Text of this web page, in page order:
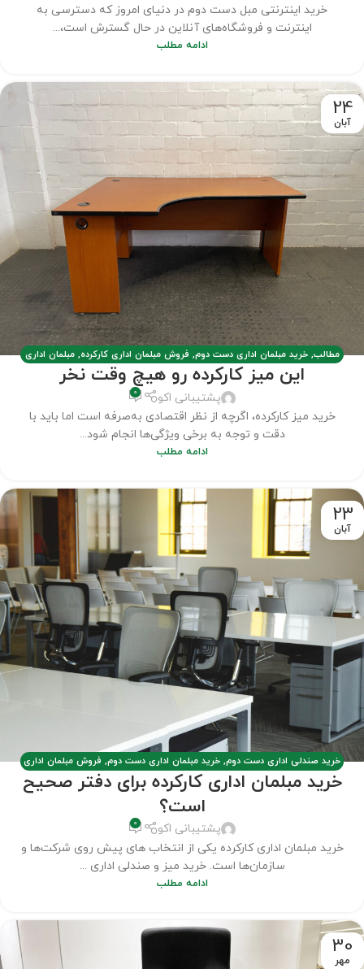
خرید اینترنتی مبل دست دوم در دنیای امروز که دسترسی به
اینترنت و فروشگاه‌های آنلاین در حال گسترش است،...
ادامه مطلب
24
آبان
مطالب,خرید مبلمان اداری دست دوم, فروش مبلمان اداری کارکرده,مبلمان اداری
دست دوم
این میز کارکرده رو هیچ وقت نخر
پشتیبانی اکو 0
خرید میز کارکرده، اگرچه از نظر اقتصادی به‌صرفه است اما باید با
دقت و توجه به برخی ویژگی‌ها انجام شود...
ادامه مطلب
23
آبان
خرید صندلی اداری دست دوم, خرید مبلمان اداری دست دوم, فروش مبلمان اداری
کارکرده ,مبلمان اداری دست دوم,مطالب
خرید مبلمان اداری کارکرده برای دفتر صحیح
است؟
پشتیبانی اکو 0
خرید مبلمان اداری کارکرده یکی از انتخاب های پیش روی شرکت‌ها و
سازمان‌ها است. خرید میز و صندلی اداری ...
ادامه مطلب
30
مهر